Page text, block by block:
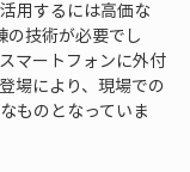
用するには高価な
の技術が必要でし
マートフォンに外付
場により、現場での
ものとなっていま